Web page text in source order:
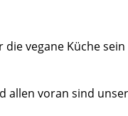
vegane Küche
voran sind